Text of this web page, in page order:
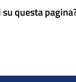
questa